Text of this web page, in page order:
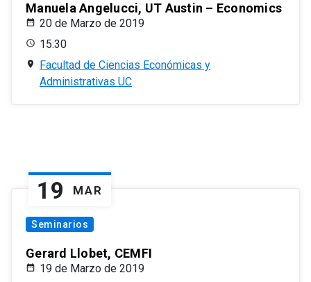
Manuela Angelucci, UT Austin – Economics
20 de Marzo de 2019
15:30
Facultad de Ciencias Económicas y
Administrativas UC
19 MAR
Seminarios
Gerard Llobet, CEMFI
19 de Marzo de 2019